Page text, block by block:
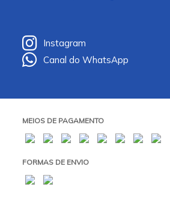
Instagram
Canal do WhatsApp
MEIOS DE PAGAMENTO
FORMAS DE ENVIO